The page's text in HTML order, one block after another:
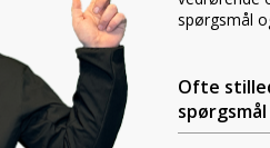
spørgsmål
Ofte
spørgsmål